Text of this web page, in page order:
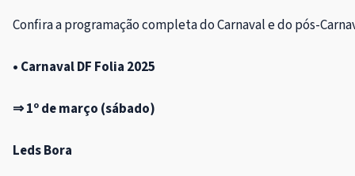
Confira a programação completa do Carnaval e do pós-
• Carnaval DF Folia 2025
⇒ 1º de março (sábado)
Leds Bora